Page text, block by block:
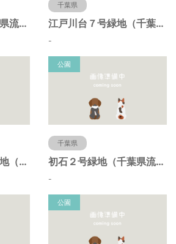
初石１号緑地（千葉県流山市）
千葉県
江戸川台７号緑地（千葉県流山市）
-
江戸川台西４丁目緑地（千葉県流山市）
公園
千葉県
初石２号緑地（千葉県流山市）
-
公園